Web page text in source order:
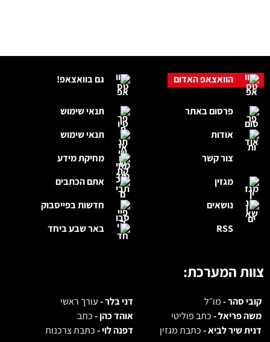
גם בוואצאפ!
תנאי שימוש
תנאי שימוש
מחיקת מידע
אתם הכתבים
חדשות בפייסבוק
באר שבע ביחד
הוואצאפ האדום
פרסום באתר
אודות
צור קשר
מגזין
נושאים
RSS
צוות המערכת:
קובי סהר -מו״ל דני בלר -עורך ראשי
משה פריאל -כתב פוליטי אוהד כהן -כתב
דנית שיר לביא -כתבת מגזין דפנה לוי -כתבת צרכנות